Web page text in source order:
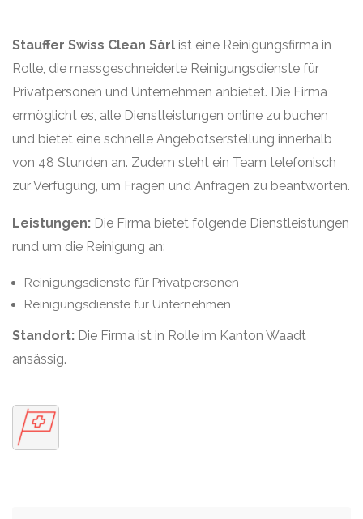
Stauffer Swiss Clean Sàrl ist eine Reinigungsfirma in
Rolle, die massgeschneiderte Reinigungsdienste für
Privatpersonen und Unternehmen anbietet. Die Firma
ermöglicht es, alle Dienstleistungen online zu buchen
und bietet eine schnelle Angebotserstellung innerhalb
von 48 Stunden an. Zudem steht ein Team telefonisch
zur Verfügung, um Fragen und Anfragen zu beantworten.
Leistungen: Die Firma bietet folgende Dienstleistungen
rund um die Reinigung an:
Reinigungsdienste für Privatpersonen
Reinigungsdienste für Unternehmen
Standort: Die Firma ist in Rolle im Kanton Waadt
ansässig.